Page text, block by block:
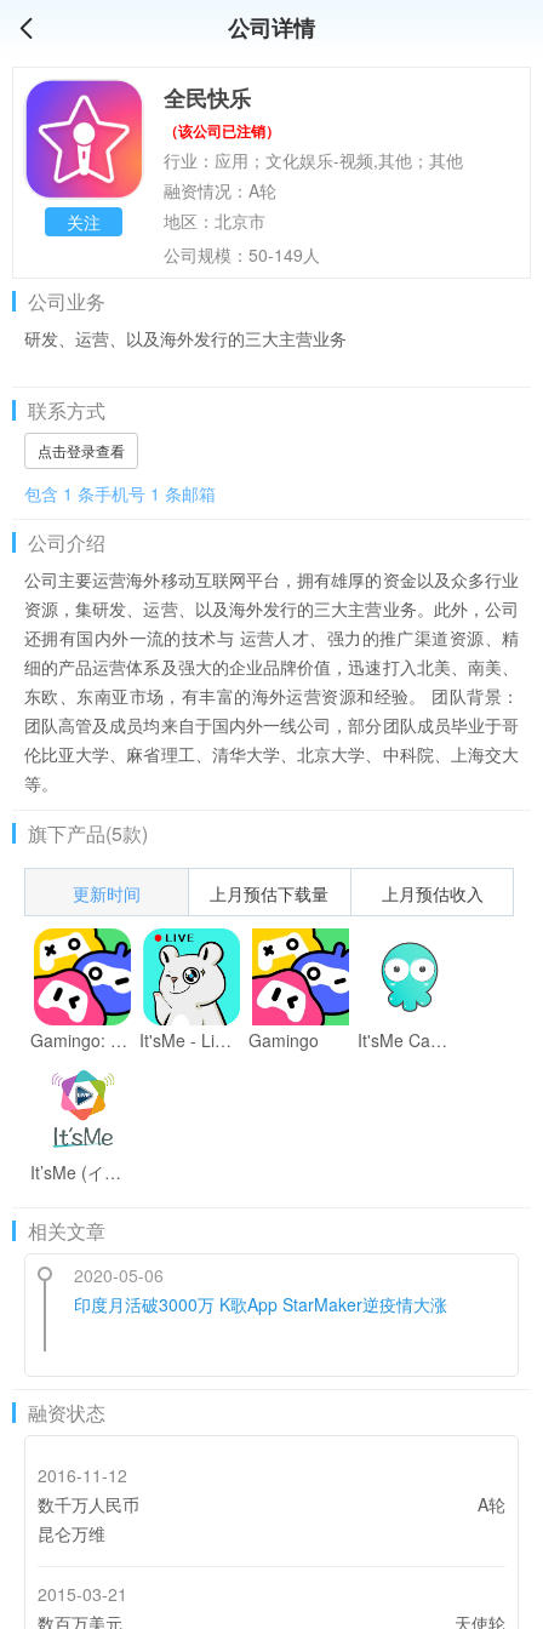
公司详情
关注
全民快乐
（该公司已注销）
行业：应用；文化娱乐-视频,其他；其他
融资情况：A轮
地区：北京市
公司规模：50-149人
公司业务
研发、运营、以及海外发行的三大主营业务
联系方式
点击登录查看
包含 1 条手机号 1 条邮箱
公司介绍
公司主要运营海外移动互联网平台，拥有雄厚的资金以及众多行业
资源，集研发、运营、以及海外发行的三大主营业务。此外，公司
还拥有国内外一流的技术与 运营人才、强力的推广渠道资源、精
细的产品运营体系及强大的企业品牌价值，迅速打入北美、南美、
东欧、东南亚市场，有丰富的海外运营资源和经验。 团队背景：
团队高管及成员均来自于国内外一线公司，部分团队成员毕业于哥
伦比亚大学、麻省理工、清华大学、北京大学、中科院、上海交大
等。
旗下产品(5款)
更新时间 上月预估下载量 上月预估收入
Gamingo: Play With Teammates It'sMe - Live Streaming Show Gamingo It'sMe Casting: Live Streaming
It’sMe (イッツミー) ライブ動画 無料で視聴＆配信
相关文章
2020-05-06
印度月活破3000万 K歌App StarMaker逆疫情大涨
融资状态
2016-11-12
A轮
数千万人民币
昆仑万维
2015-03-21
天使轮
数百万美元